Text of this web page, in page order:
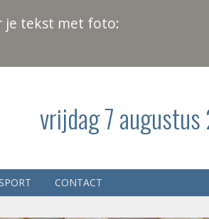
je tekst met foto:
vrijdag 7
CONTACT